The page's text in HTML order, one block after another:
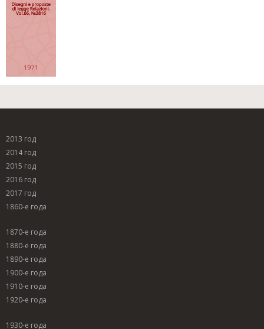
2013 год
2014 год
2015 год
2016 год
2017 год
1860-е года
1870-е года
1880-е года
1890-е года
1900-е года
1910-е года
1920-е года
1930-е года